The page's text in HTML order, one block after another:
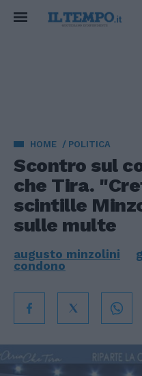
HOME POLITICA
Scontro sul
che Tira.
scintille
sulle multe
augusto minzolini
condono